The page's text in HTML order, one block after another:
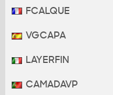
FCALQUE
VGCAPA
LAYERFIN
CAMADAVP